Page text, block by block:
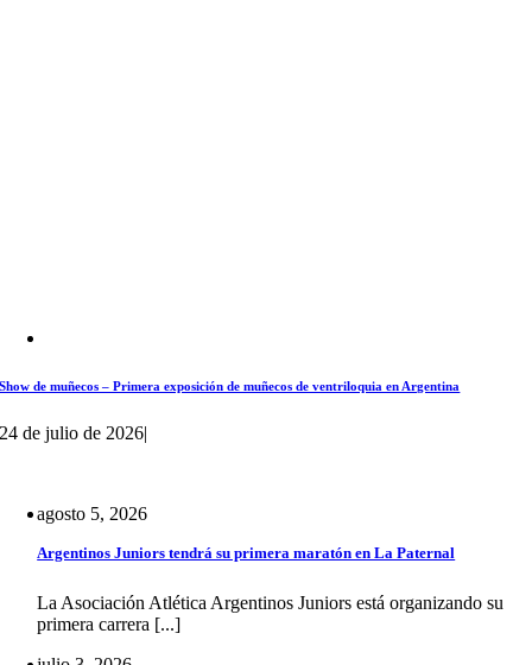
Show de muñecos – Primera exposición de muñecos de ventriloquia en Argentina
24 de julio de 2026|
agosto 5, 2026
Argentinos Juniors tendrá su primera maratón en La Paternal
La Asociación Atlética Argentinos Juniors está organizando su
primera carrera [...]